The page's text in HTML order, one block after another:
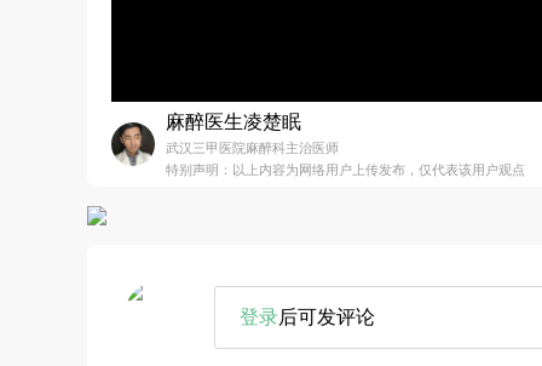
麻醉医生凌楚眠
武汉三甲医院麻醉科主治医师
特别声明：以上内容为网络用户上传发布，仅代表该用户观点
登录后可发评论